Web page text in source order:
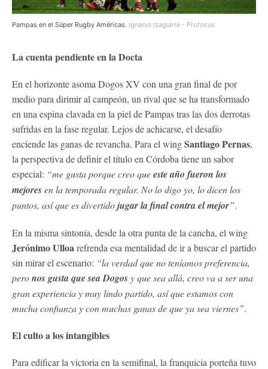
Pampas en el Súper Rugby Américas. Ignacio Izaguirre - Profocus
La cuenta pendiente en la Docta
En el horizonte asoma Dogos XV con una gran final de por
medio para dirimir al campeón, un rival que se ha transformado
en una espina clavada en la piel de Pampas tras las dos derrotas
sufridas en la fase regular. Lejos de achicarse, el desafío
enciende las ganas de revancha. Para el wingSantiago Pernas,
la perspectiva de definir el título en Córdoba tiene un sabor
especial: “me gusta porque creo queeste año fueron los
mejoresen la temporada regular. No lo digo yo, lo dicen los
puntos, así que es divertidojugar la final contra el mejor”.
En la misma sintonía, desde la otra punta de la cancha, el wing
Jerónimo Ulloarefrenda esa mentalidad de ir a buscar el partido
sin mirar el escenario: “la verdad que no teníamos preferencia,
peronos gusta que sea Dogosy que sea allá, creo va a ser una
gran experiencia y muy lindo partido, así que estamos con
mucha confianza y con muchas ganas de que ya sea viernes”.
El culto a los intangibles
Para edificar la victoria en la semifinal, la franquicia porteña tuvo